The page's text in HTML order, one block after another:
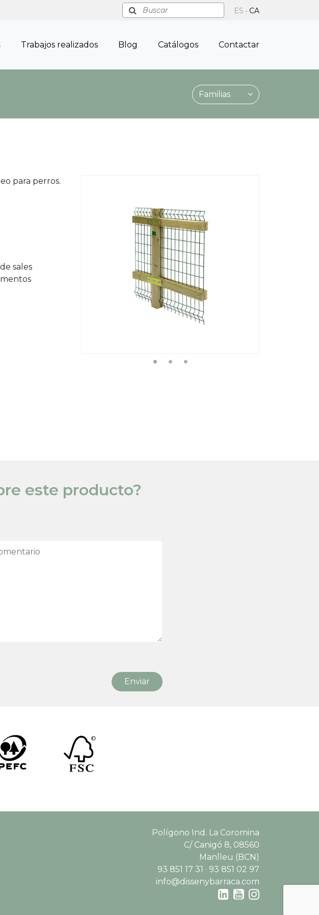
Buscar
ES · CA
Trabajos realizados Blog Catálogos Contactar
Familias
para perros.
sales
este producto?
Polígono Ind. La Coromina
C/ Canigó 8, 08560
Manlleu (BCN)
93 851 17 31 · 93 851 02 97
info@dissenybarraca.com